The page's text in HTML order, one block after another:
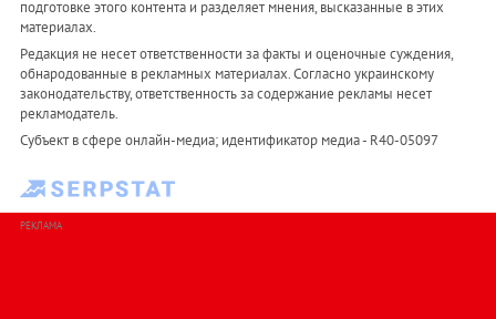
подготовке этого контента и разделяет мнения, высказанные в этих
материалах.
Редакция не несет ответственности за факты и оценочные суждения,
обнародованные в рекламных материалах. Согласно украинскому
законодательству, ответственность за содержание рекламы несет
рекламодатель.
Субъект в сфере онлайн-медиа; идентификатор медиа - R40-05097
РЕКЛАМА